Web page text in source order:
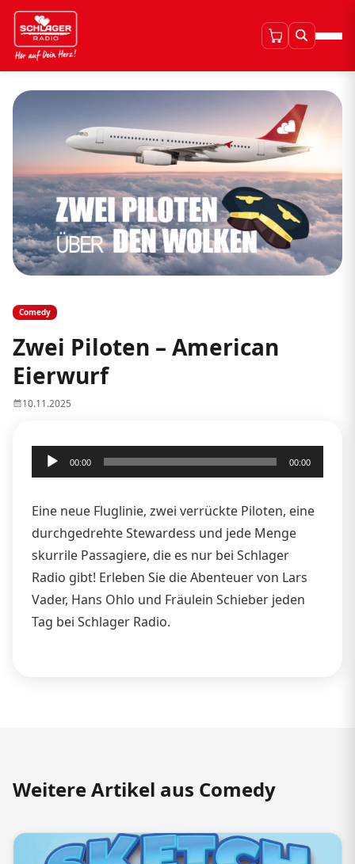
Comedy
Zwei Piloten – American
Eierwurf
10.11.2025
Audio-
Player
00:00 00:00
Eine neue Fluglinie, zwei verrückte Piloten, eine
durchgedrehte Stewardess und jede Menge
skurrile Passagiere, die es nur bei Schlager
Radio gibt! Erleben Sie die Abenteuer von Lars
Vader, Hans Ohlo und Fräulein Schieber jeden
Tag bei Schlager Radio.
Weitere Artikel aus Comedy